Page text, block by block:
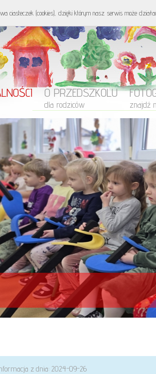
O PRZEDSZKOLU
dla rodziców znajdź
z dnia: 2024-09-26
ciasteczek (cookies), dzięki którym nasz serwis może działać